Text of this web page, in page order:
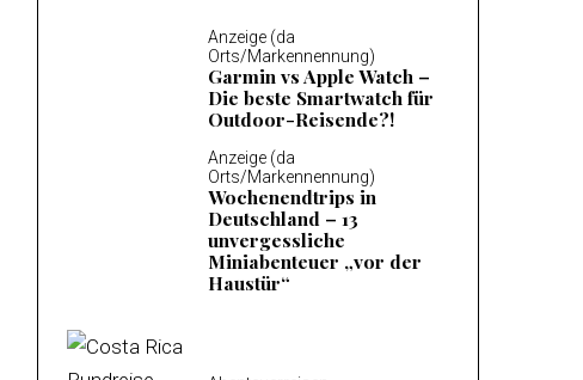
Anzeige (da
Orts/Markennennung)
Garmin vs Apple Watch –
Die beste Smartwatch für
Outdoor-Reisende?!
Anzeige (da
Orts/Markennennung)
Wochenendtrips in
Deutschland – 13
unvergessliche
Miniabenteuer „vor der
Haustür“